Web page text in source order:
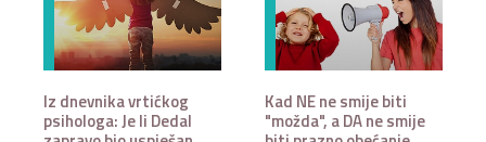
Iz dnevnika vrtićkog
psihologa: Je li Dedal
Kad NE ne smije biti
"možda", a DA ne smije